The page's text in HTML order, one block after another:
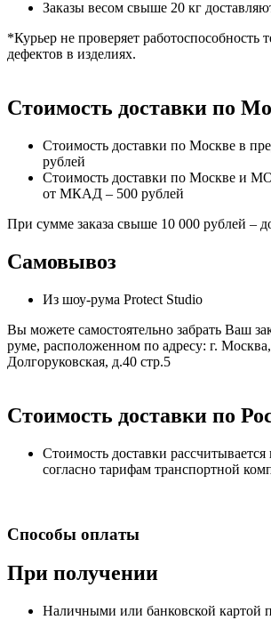
Заказы весом свыше 20 кг
*Курьер не проверяет работоспособность
дефектов в изделиях.
Стоимость доставки по
Стоимость доставки по Москве в
рублей
Стоимость доставки по Москве и
от МКАД – 500 рублей
При сумме заказа свыше 10 000 рублей –
Самовывоз
Из шоу-рума Protect Studio
Вы можете самостоятельно забрать Ваш
руме, расположенном по адресу: г.
Долгоруковская, д.40 стр.5
Стоимость доставки по
Стоимость доставки
согласно тарифам транспортной
Способы оплаты
При получении
Наличными или банковской картой